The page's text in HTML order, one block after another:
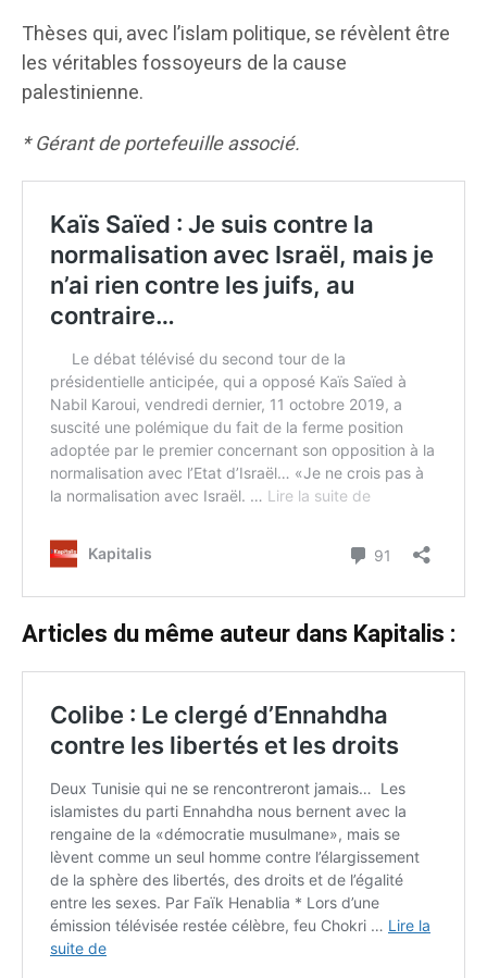
Thèses qui, avec l’islam politique, se révèlent être
les véritables fossoyeurs de la cause
palestinienne.
* Gérant de portefeuille associé.
Articles du même auteur dans Kapitalis :